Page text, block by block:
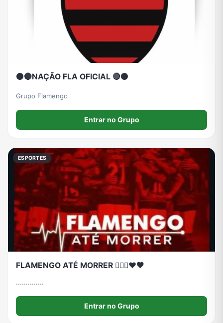
⚫️🔴NAÇÃO FLA OFICIAL 🔴⚫️
Grupo Flamengo
Entrar no Grupo
ESPORTES
FLAMENGO ATÉ MORRER 🙅🏻‍♀️❤️🖤
..............
Entrar no Grupo